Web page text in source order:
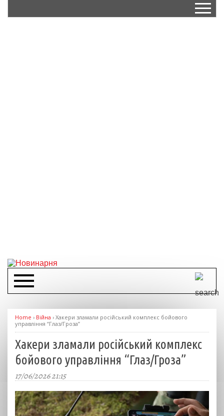
Home › Війна › Хакери зламали російський комплекс бойового
управління “Глаз/Гроза”
Хакери зламали російський комплекс
бойового управління “Глаз/Гроза”
17/06/2026 21:15